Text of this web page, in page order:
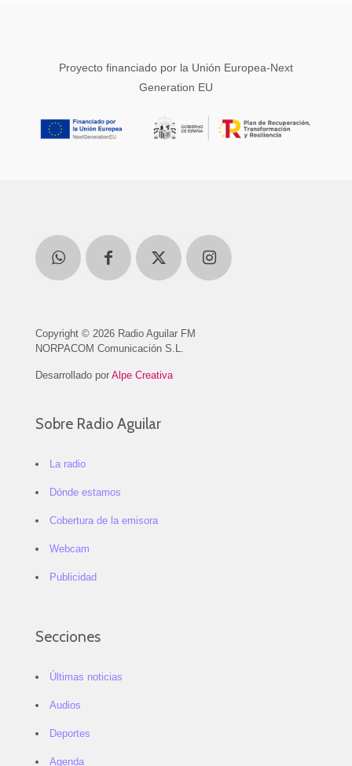
Proyecto financiado por la Unión Europea-Next
Generation EU
Copyright © 2026 Radio Aguilar FM
NORPACOM Comunicación S.L.
Desarrollado por Alpe Creativa
Sobre Radio Aguilar
La radio
Dónde estamos
Cobertura de la emisora
Webcam
Publicidad
Secciones
Últimas noticias
Audios
Deportes
Agenda